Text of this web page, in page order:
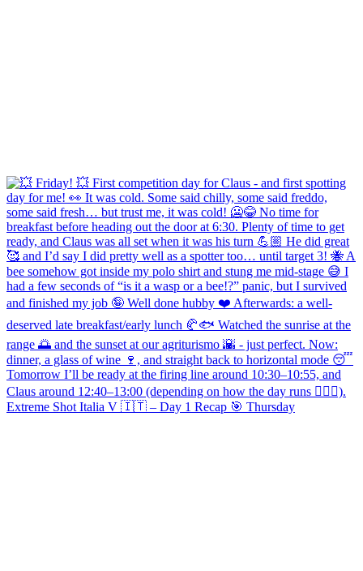
Extreme Shot Italia V 🇮🇹 – Day 1 Recap 🎯 Thursday